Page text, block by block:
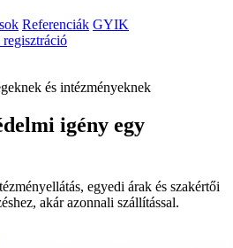
Referenciák GYIK
regisztráció
és intézményeknek
igény egy
egyedi árak és szakértői
akár azonnali szállítással.